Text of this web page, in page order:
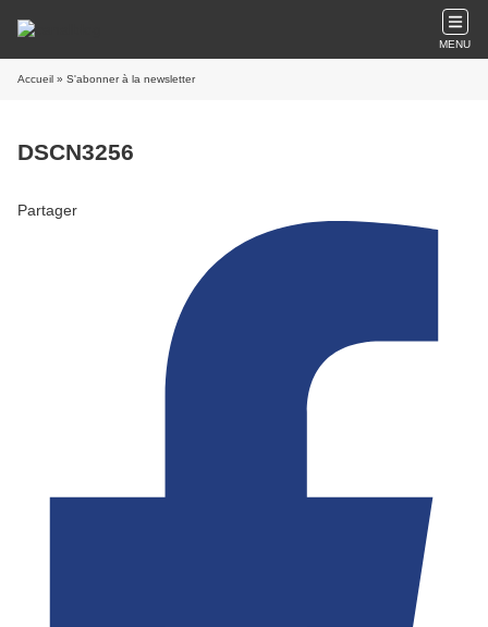
MENU
Accueil » S'abonner à la newsletter
DSCN3256
Partager